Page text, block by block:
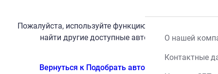
О нашей
Контактные
Пожалуйста, используйте функцию поиска, чтобы
найти другие доступные автомобили.
Вернуться к Подобрать автомобиль